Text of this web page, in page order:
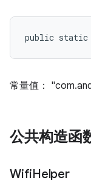
public static
常量值：
公共构造函
WifiHelper